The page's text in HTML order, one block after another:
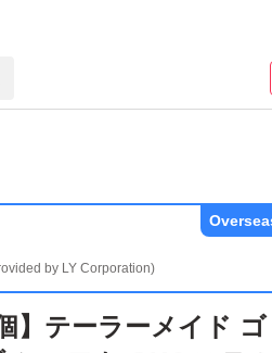
by LY Corporation)
】テーラーメイド ゴ